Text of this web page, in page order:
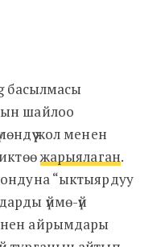
басылмасы
шайлоо
жол менен
жарыялаган.
“ыктыярдуу
үймө-үй
айрымдары